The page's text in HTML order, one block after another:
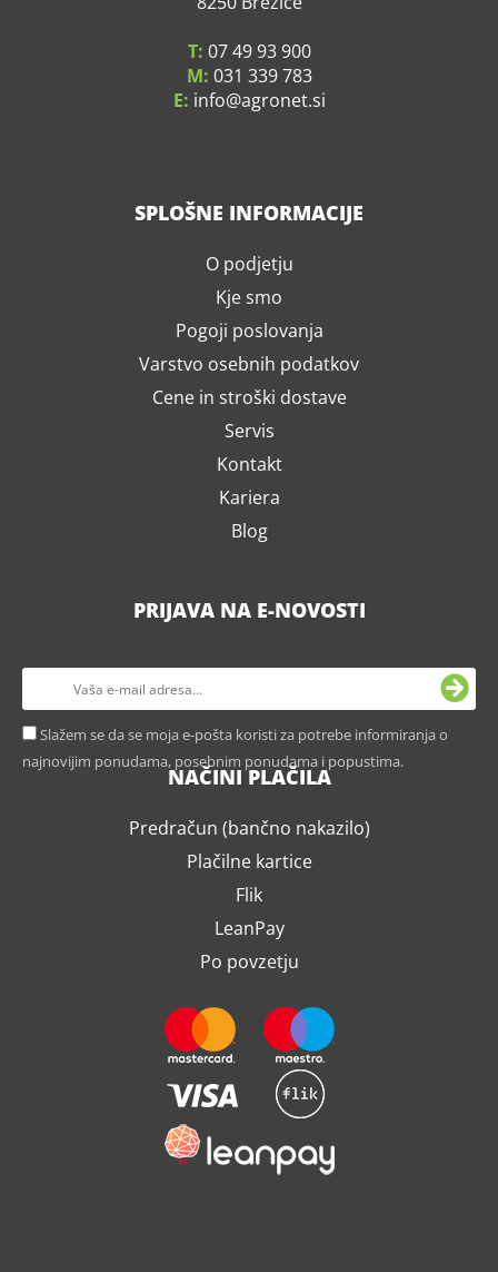
T: 07 49 93 900
M: 031 339 783
E: info agronet.si
SPLOŠNE INFORMACIJE
O podjetju
Kje smo
Pogoji poslovanja
Varstvo osebnih podatkov
Cene in stroški dostave
Servis
Kontakt
Kariera
Blog
PRIJAVA NA E-NOVOSTI
Slažem se da se moja e-pošta koristi za potrebe informiranja o
najnovijim ponudama, posebnim ponudama i popustima.
NAČINI PLAČILA
Predračun (bančno nakazilo)
Plačilne kartice
Flik
LeanPay
Po povzetju